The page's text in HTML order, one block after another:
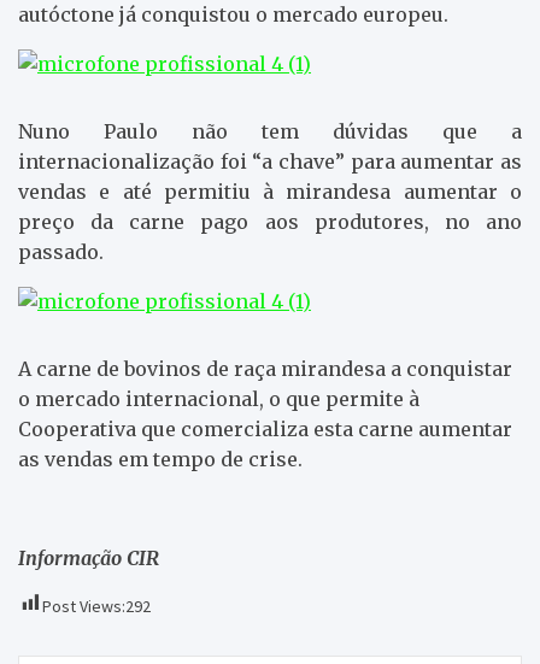
autóctone já conquistou o mercado europeu.
Nuno Paulo não tem dúvidas que a
internacionalização foi “a chave” para aumentar as
vendas e até permitiu à mirandesa aumentar o
preço da carne pago aos produtores, no ano
passado.
A carne de bovinos de raça mirandesa a conquistar
o mercado internacional, o que permite à
Cooperativa que comercializa esta carne aumentar
as vendas em tempo de crise.
Informação CIR
Post Views:292